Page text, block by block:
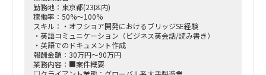
勤務地：東京都(23区内)
稼働率：50%～100%
スキル：・オフショア開発におけるブリッジSE経験
・英語コミュニケーション（ビジネス英会話/読み書き）
・英語でのドキュメント作成
報酬金額：30万円～90万円
業務内容：■案件概要